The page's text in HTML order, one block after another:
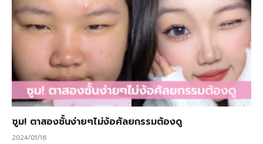
ซูม! ตาสองชั้นง่ายๆไม่ง้อศัลยกรรมต้องดู
2024/01/16